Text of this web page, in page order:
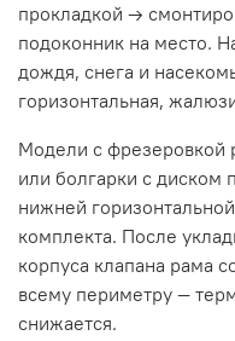
прокладкой →
подоконник на место.
дождя, снега и
горизонтальная,
Модели с фрезеровкой
или болгарки с диском
нижней
комплекта. После
корпуса клапана рама
всему периметру —
снижается.